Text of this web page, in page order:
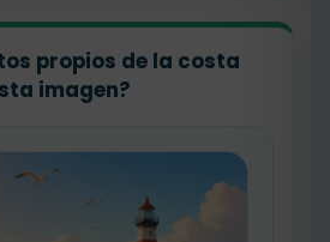
propios de la costa
imagen?